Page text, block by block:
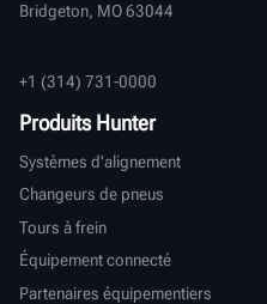
Bridgeton, MO 63044
+1 (314) 731-0000
Produits Hunter
Systèmes d'alignement
Changeurs de pneus
Tours à frein
Équipement connecté
Partenaires équipementiers